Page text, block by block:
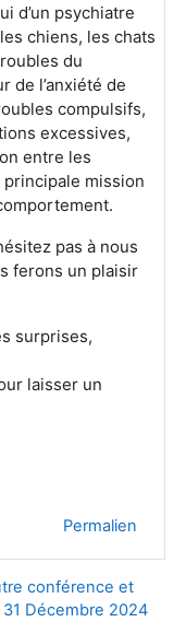
d’un psychiatre
chiens, les chats
du
de l’anxiété de
compulsifs,
excessives,
entre les
mission
pas à nous
ferons un plaisir
surprises,
laisser un
Permalien
conférence et
Décembre 2024